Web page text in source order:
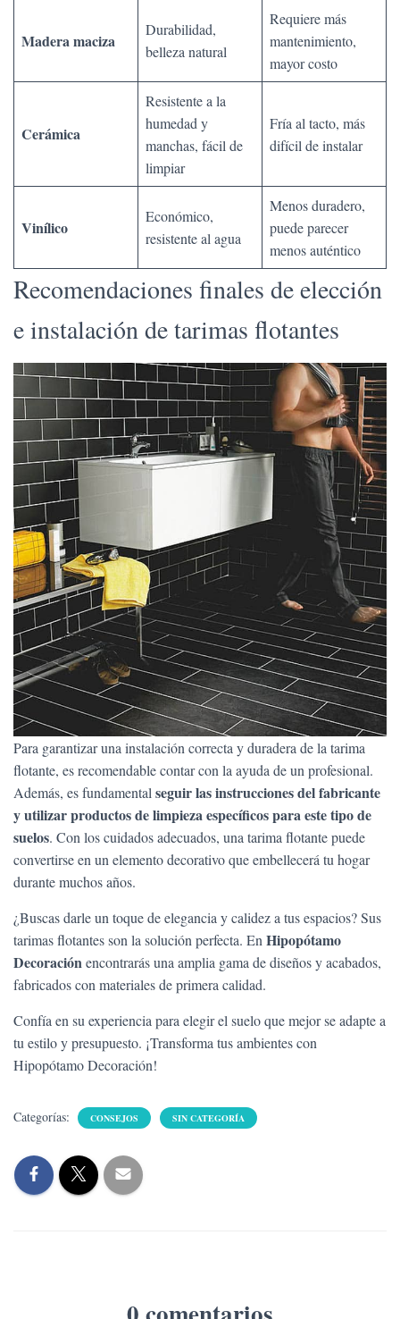
Madera maciza
Durabilidad,
belleza natural
Requiere más
mantenimiento,
mayor costo
Cerámica
Resistente a la
humedad y
manchas, fácil de
limpiar
Fría al tacto, más
difícil de instalar
Vinílico
Económico,
resistente al agua
Menos duradero,
puede parecer
menos auténtico
Recomendaciones finales de elección
e instalación de tarimas flotantes
Para garantizar una instalación correcta y duradera de la tarima
flotante, es recomendable contar con la ayuda de un profesional.
Además, es fundamental seguir las instrucciones del fabricante
y utilizar productos de limpieza específicos para este tipo de
suelos. Con los cuidados adecuados, una tarima flotante puede
convertirse en un elemento decorativo que embellecerá tu hogar
durante muchos años.
¿Buscas darle un toque de elegancia y calidez a tus espacios? Sus
tarimas flotantes son la solución perfecta. En Hipopótamo
Decoraciónencontrarás una amplia gama de diseños y acabados,
fabricados con materiales de primera calidad.
Confía en su experiencia para elegir el suelo que mejor se adapte a
tu estilo y presupuesto. ¡Transforma tus ambientes con
Hipopótamo Decoración!
Categorías: CONSEJOS SIN CATEGORÍA